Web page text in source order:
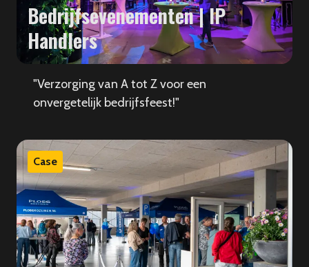
Bedrijfsevenementen | IP
Handlers
"Verzorging van A tot Z voor een
onvergetelijk bedrijfsfeest!"
Case